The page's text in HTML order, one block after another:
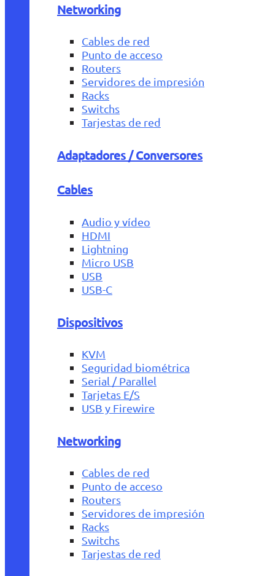
Networking
Cables de red
Punto de acceso
Routers
Servidores de impresión
Racks
Switchs
Tarjestas de red
Adaptadores / Conversores
Cables
Audio y vídeo
HDMI
Lightning
Micro USB
USB
USB-C
Dispositivos
KVM
Seguridad biométrica
Serial / Parallel
Tarjetas E/S
USB y Firewire
Networking
Cables de red
Punto de acceso
Routers
Servidores de impresión
Racks
Switchs
Tarjestas de red